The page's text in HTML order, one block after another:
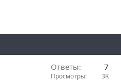
Ответы 7
Просмотры 3K